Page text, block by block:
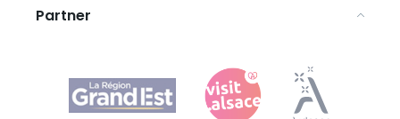
Agence Régionale du Tourisme Grand Est
Partner